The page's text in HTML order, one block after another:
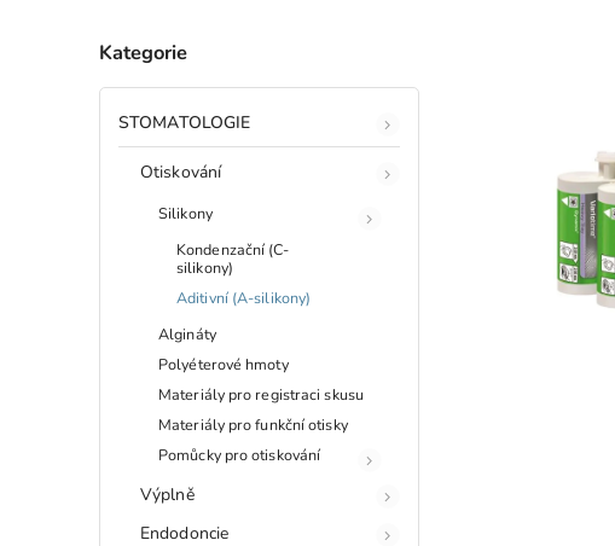
Kategorie
STOMATOLOGIE
Otiskování
Silikony
Kondenzační (C-
silikony)
Aditivní (A-silikony)
Algináty
Polyéterové hmoty
Materiály pro registraci skusu
Materiály pro funkční otisky
Pomůcky pro otiskování
Výplně
Endodoncie